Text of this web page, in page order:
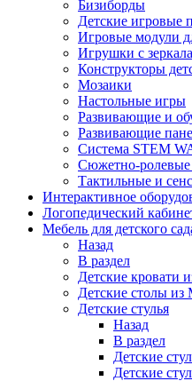
Бизиборды
Детские игровые
Игровые модули
Игрушки с
Конструкторы
Мозаики
Настольные игры
Развивающие и
Развивающие
Система STEM
Сюжетно-
Тактильные и
Интерактивное
Логопедический
Мебель для детского
Назад
В раздел
Детские кровати
Детские столы
Детские стулья
Назад
В раздел
Детские
Детские